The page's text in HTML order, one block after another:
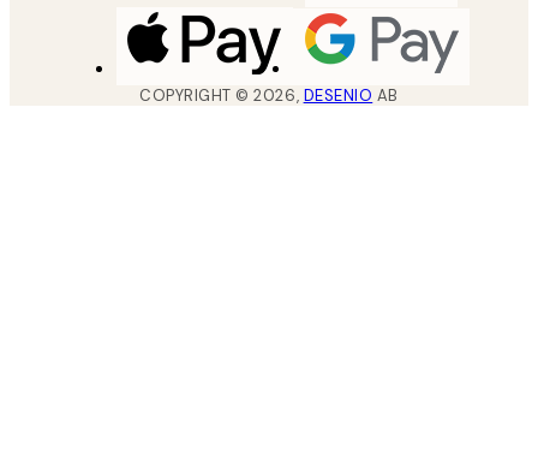
COPYRIGHT ©2026, DESENIO AB